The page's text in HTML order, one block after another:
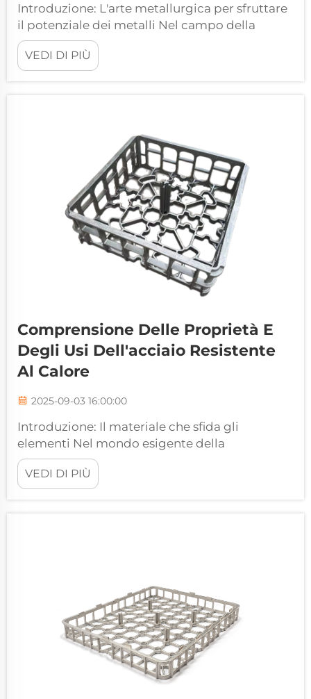
Introduzione: L'arte metallurgica per sfruttare
il potenziale dei metalli Nel campo della
lavorazione e produzione dei metalli, pochi
processi possono influenzare le proprietà dei
materiali in modo così profondo quanto il
VEDI DI PIÙ
Comprensione Delle Proprietà E
Degli Usi Dell'acciaio Resistente
Al Calore
2025-09-03 16:00:00
Introduzione: Il materiale che sfida gli
elementi Nel mondo esigente della
produzione e lavorazione ad alta temperatura,
i materiali ordinari raggiungono rapidamente i
loro limiti. Quando la temperatura supera i
VEDI DI PIÙ